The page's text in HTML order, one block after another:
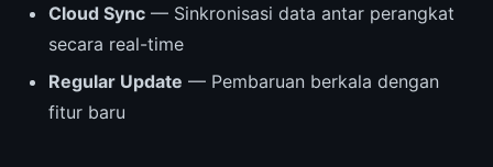
Cloud Sync — Sinkronisasi data antar perangkat
secara real-time
Regular Update — Pembaruan berkala dengan
fitur baru